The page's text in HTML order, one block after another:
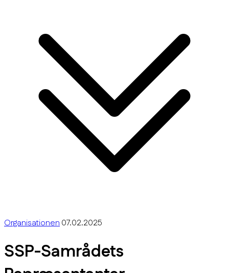
Organisationen07.02.2025
SSP-Samrådets